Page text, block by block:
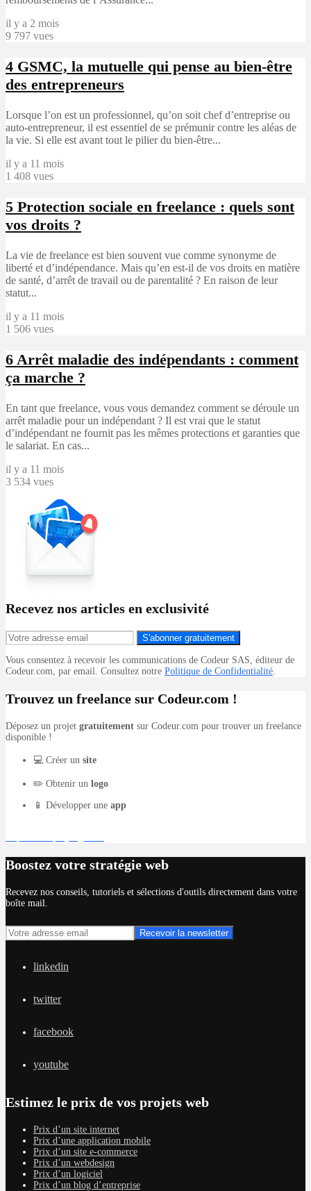
il y a 2 mois
9 797 vues
4 GSMC, la mutuelle qui pense au bien-être
des entrepreneurs
Lorsque l’on est un professionnel, qu’on soit chef d’entreprise ou
auto-entrepreneur, il est essentiel de se prémunir contre les aléas de
la vie. Si elle est avant tout le pilier du bien-être...
il y a 11 mois
1 408 vues
5 Protection sociale en freelance : quels sont
vos droits ?
La vie de freelance est bien souvent vue comme synonyme de
liberté et d’indépendance. Mais qu’en est-il de vos droits en matière
de santé, d’arrêt de travail ou de parentalité ? En raison de leur
statut...
il y a 11 mois
1 506 vues
6 Arrêt maladie des indépendants : comment
ça marche ?
En tant que freelance, vous vous demandez comment se déroule un
arrêt maladie pour un indépendant ? Il est vrai que le statut
d’indépendant ne fournit pas les mêmes protections et garanties que
le salariat. En cas...
il y a 11 mois
3 534 vues
Recevez nos articles en exclusivité
S'abonner gratuitement
Vous consentez à recevoir les communications de Codeur SAS, éditeur de
Codeur.com, par email. Consultez notre Politique de Confidentialité
Trouvez un freelance sur Codeur.com !
Déposez un projet gratuitement sur Codeur.com pour trouver un freelance
disponible !
💻 Créer un site
✏️ Obtenir un logo
📱 Développer une app
Boostez votre stratégie web
Recevez nos conseils, tutoriels et sélections d'outils directement dans votre
boîte mail.
linkedin
twitter
facebook
youtube
Estimez le prix de vos projets web
Prix d’un site internet
Prix d’une application mobile
Prix d’un site e-commerce
Prix d’un webdesign
Prix d’un logiciel
Prix d’un blog d’entreprise